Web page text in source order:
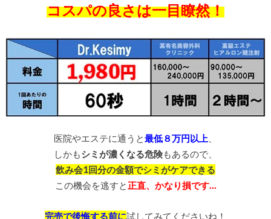
コスパの良さは一目瞭然！
医院やエステに通うと最低８万円以上
しかもシミが濃くなる危険もあるので、
飲み会1回分の金額でシミがケアできる
この機会を逃すと正直、かなり損です…
完売で後悔する前に試してみてくださいね！